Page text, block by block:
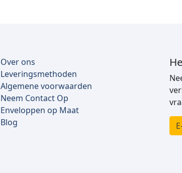
Over ons
Leveringsmethoden
Algemene voorwaarden
Neem Contact Op
Enveloppen op Maat
Blog